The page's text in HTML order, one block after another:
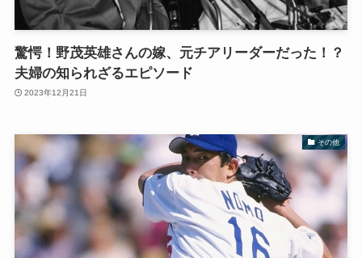
驚愕！野茂英雄さんの嫁、元チアリーダーだった！？
夫婦の知られざるエピソード
2023年12月21日
その他